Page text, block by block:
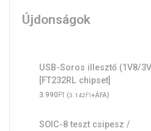
Újdonságok
USB-Soros illesztő (1V8/
[FT232RL chipset]
3.990Ft (3.142Ft+ÁFA)
SOIC-8 teszt csipesz /